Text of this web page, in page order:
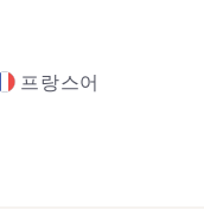
프랑스어